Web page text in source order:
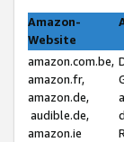
Amazon-
Website
amazon.com.be,
amazon.fr,
amazon.de,
audible.de,
amazon.ie